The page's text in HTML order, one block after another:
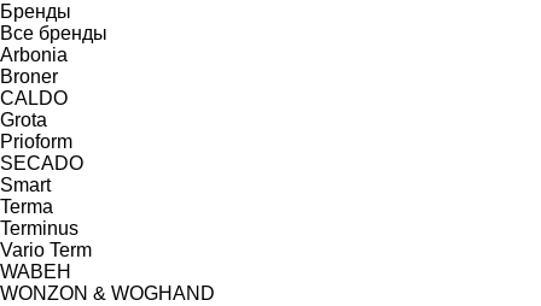
Бренды
Все бренды
Arbonia
Broner
CALDO
Grota
Prioform
SECADO
Smart
Terma
Terminus
Vario Term
WABEH
WONZON & WOGHAND